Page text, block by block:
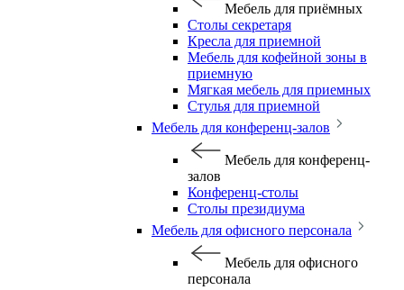
Мебель для приёмных
Столы секретаря
Кресла для приемной
Мебель для кофейной зоны в
приемную
Мягкая мебель для приемных
Стулья для приемной
Мебель для конференц-залов
Мебель для конференц-
залов
Конференц-столы
Столы президиума
Мебель для офисного персонала
Мебель для офисного
персонала